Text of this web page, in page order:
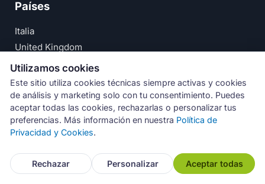
Países
Italia
United Kingdom
Deutschland
España
© Numeri Primi Srl — P.IVA IT11621120960 ·Aviso Legal
·Política de Privacidad
Utilizamos cookies
Este sitio utiliza cookies técnicas siempre activas y cookies
de análisis y marketing solo con tu consentimiento. Puedes
aceptar todas las cookies, rechazarlas o personalizar tus
preferencias. Más información en nuestra Política de
Privacidad y Cookies.
Rechazar Personalizar Aceptar todas